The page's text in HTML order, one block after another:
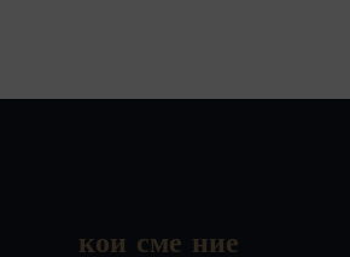
кои сме ние